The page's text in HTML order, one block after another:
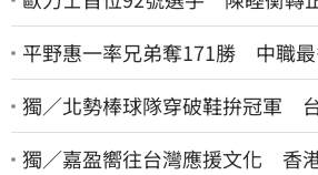
平野惠一率兄弟奪171勝 中職
獨／北勢棒球隊穿破鞋拚冠軍
獨／嘉盈嚮往台灣應援文化 香